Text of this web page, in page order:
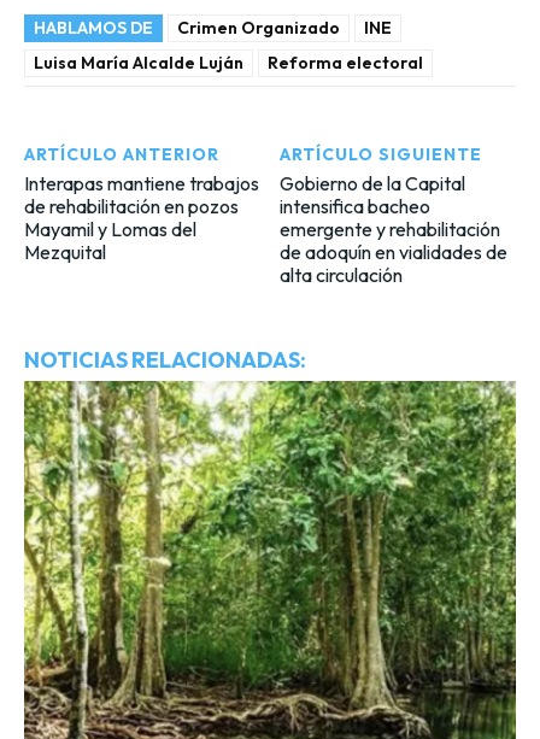
HABLAMOS DE Crimen Organizado
INE
Luisa María Alcalde Luján
Reforma electoral
ARTÍCULO ANTERIOR
Interapas mantiene trabajos
de rehabilitación en pozos
Mayamil y Lomas del
Mezquital
ARTÍCULO SIGUIENTE
Gobierno de la Capital
intensifica bacheo
emergente y rehabilitación
de adoquín en vialidades de
alta circulación
NOTICIAS RELACIONADAS: